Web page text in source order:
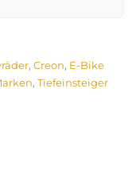
, Creon, E-Bike
, Tiefeinsteiger